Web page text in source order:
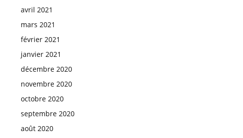
avril 2021
mars 2021
février 2021
janvier 2021
décembre 2020
novembre 2020
octobre 2020
septembre 2020
août 2020